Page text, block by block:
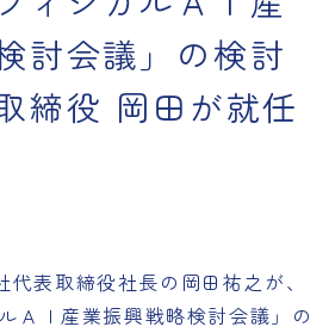
討会議」の検討
締役 岡田が就任
代表取締役社長の岡田祐之が、
ＡＩ産業振興戦略検討会議」の